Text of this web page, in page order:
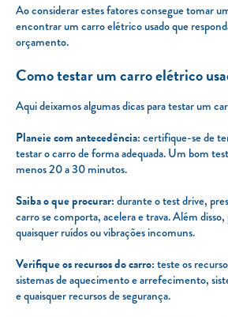
Ao considerar estes fatores consegue tomar
encontrar um carro elétrico usado que
orçamento.
Como testar um carro elétrico
Aqui deixamos algumas dicas para testar um
Planeie com antecedência:certifique-se de
testar o carro de forma adequada. Um bom
menos 20 a 30 minutos.
Saiba o que procurar:durante o test drive,
carro se comporta, acelera e trava. Além
quaisquer ruídos ou vibrações incomuns.
Verifique os recursos do carro:teste os
sistemas de aquecimento e arrefecimento,
e quaisquer recursos de segurança.